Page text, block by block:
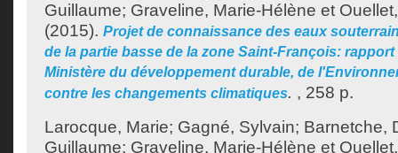
Guillaume; Graveline, Marie-Hélène et
(2015). Projet de connaissance des eaux
de la partie basse de la zone Saint-François:
Ministère du développement durable, de
contre les changements climatiques. , 258 p.
Larocque, Marie; Gagné, Sylvain; Barnetche,
Guillaume; Graveline, Marie-Hélène et